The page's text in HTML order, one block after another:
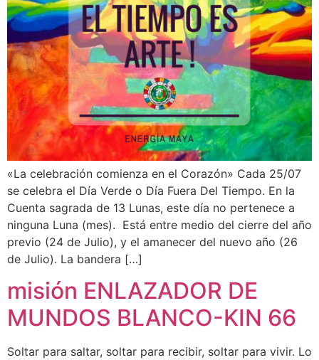
«La celebración comienza en el Corazón» Cada 25/07
se celebra el Día Verde o Día Fuera Del Tiempo. En la
Cuenta sagrada de 13 Lunas, este día no pertenece a
ninguna Luna (mes). Está entre medio del cierre del año
previo (24 de Julio), y el amanecer del nuevo año (26
de Julio). La bandera […]
misión ENLAZADOR DE
MUNDOS BLANCO-KIN 66
Soltar para saltar, soltar para recibir, soltar para vivir. Lo